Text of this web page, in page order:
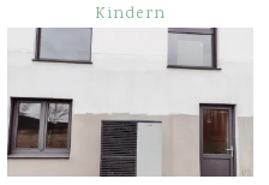
Kindern